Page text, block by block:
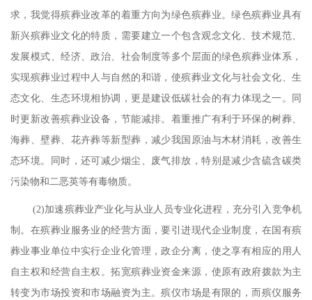
求，我觉得殡葬业改革的着重方向为绿色殡葬业。绿色殡葬业具有
新兴殡葬业文化的特质，需要建立一个包含观念文化、技术规范、
发展模式、经济、政治、社会制度等多个层面的绿色殡葬业体系，
实现殡葬业过程中人与自然的和谐，使殡葬业文化与社会文化、生
态文化、生态环境相协调，更是建设低碳社会的有力体现之一。同
时更新改善殡葬业设备，节能减排。着重推广有利于环保的树葬、
海葬、壁葬、花卉葬等新型葬，减少我国原油与木材消耗，改善生
态环境。同时，还可减少烟尘、废气排放，特别是减少含硫含碳类
污染物和二恶英等有毒物质。
(2)加速殡葬业产业化与从业人员专业化进程，充分引入竞争机
制。在殡葬业服务业的经营方面，要引进现代企业制度，在国有殡
葬业事业单位中实行企业化管理，政企分离，使之享有相应的用人
自主权和经营自主权。拓宽殡葬业资金来源，使原有政府拨款为主
转变为市场投资和市场融资为主。殡仪市场是有限的，而殡仪服务